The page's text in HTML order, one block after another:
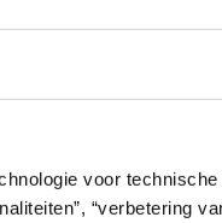
voor
“verbetering
gain real insights
staff, will
wide Future
early career
always happy to